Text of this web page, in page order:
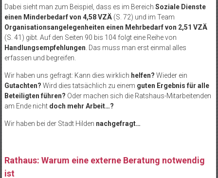
Dabei sieht man zum Beispiel, dass es im Bereich Soziale Dienste
einen Minderbedarf von 4,58 VZÄ(S. 72) und im Team
Organisationsangelegenheiten einen Mehrbedarf von 2,51 VZÄ
(S. 41) gibt. Auf den Seiten 90 bis 104 folgt eine Reihe von
Handlungsempfehlungen . Das muss man erst einmal alles
erfassen und begreifen.
Wir haben uns gefragt: Kann dies wirklich helfen? Wieder ein
Gutachten? Wird dies tatsächlich zu einem guten Ergebnis für alle
Beteiligten führen? Oder machen sich die Ratshaus-Mitarbeitenden
am Ende nicht doch mehr Arbeit…?
Wir haben bei der Stadt Hilden nachgefragt…
Rathaus: Warum eine externe Beratung notwendig
ist